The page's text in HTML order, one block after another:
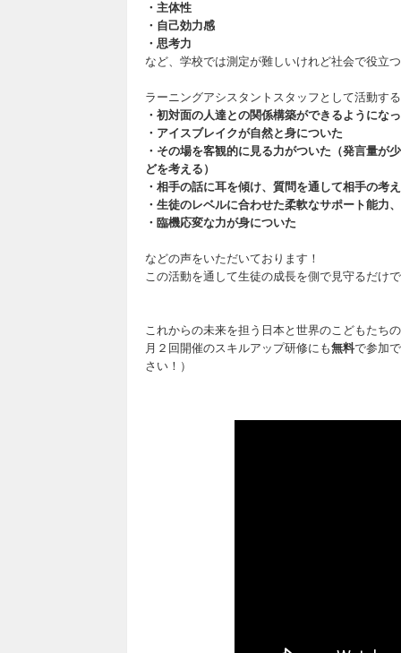
・主体性
・自己効力感
・思考力
など、学校では測定が難しいけれど社会で役立
ラーニングアシスタントスタッフとして活動す
・初対面の人達との関係構築ができるようにな
・アイスブレイクが自然と身についた
・その場を客観的に見る力がついた（発言量が
どを考える）
・相手の話に耳を傾け、質問を通して相手の考
・生徒のレベルに合わせた柔軟なサポート能力
・臨機応変な力が身についた
などの声をいただいております！
この活動を通して生徒の成長を側で見守るだけ
これからの未来を担う日本と世界のこどもたち
月２回開催のスキルアップ研修にも無料で参加
さい！）